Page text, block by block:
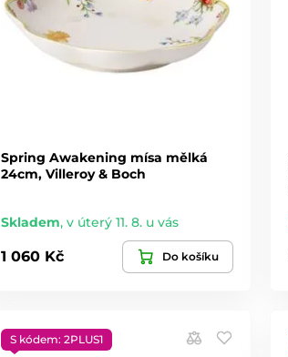
Spring Awakening mísa mělká
24cm, Villeroy & Boch
Skladem, v úterý 11. 8. u vás
1 060 Kč Do košíku
S kódem: 2PLUS1